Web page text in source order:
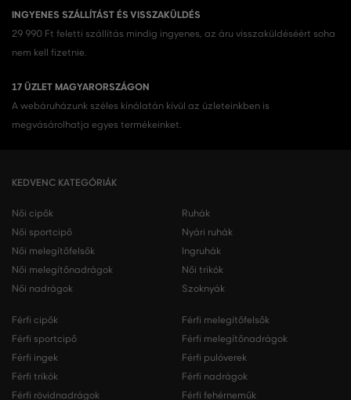
INGYENES SZÁLLÍTÁST ÉS VISSZAKÜLDÉS
29 990 Ft feletti szállítás mindig ingyenes, az áru visszaküldéséért soha
nem kell fizetnie.
17 ÜZLET MAGYARORSZÁGON
A webáruházunk széles kínálatán kívül az üzleteinkben is
megvásárolhatja egyes termékeinket.
KEDVENC KATEGÓRIÁK
Női cipők
Női sportcipő
Női melegítőfelsők
Női melegítőnadrágok
Női nadrágok
Ruhák
Nyári ruhák
Ingruhák
Női trikók
Szoknyák
Férfi cipők
Férfi sportcipő
Férfi ingek
Férfi trikók
Férfi rövidnadrágok
Férfi melegítőfelsők
Férfi melegítőnadrágok
Férfi pulóverek
Férfi nadrágok
Férfi fehérneműk